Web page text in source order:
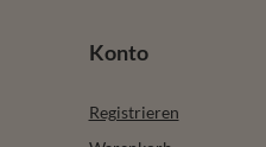
Konto
Registrieren